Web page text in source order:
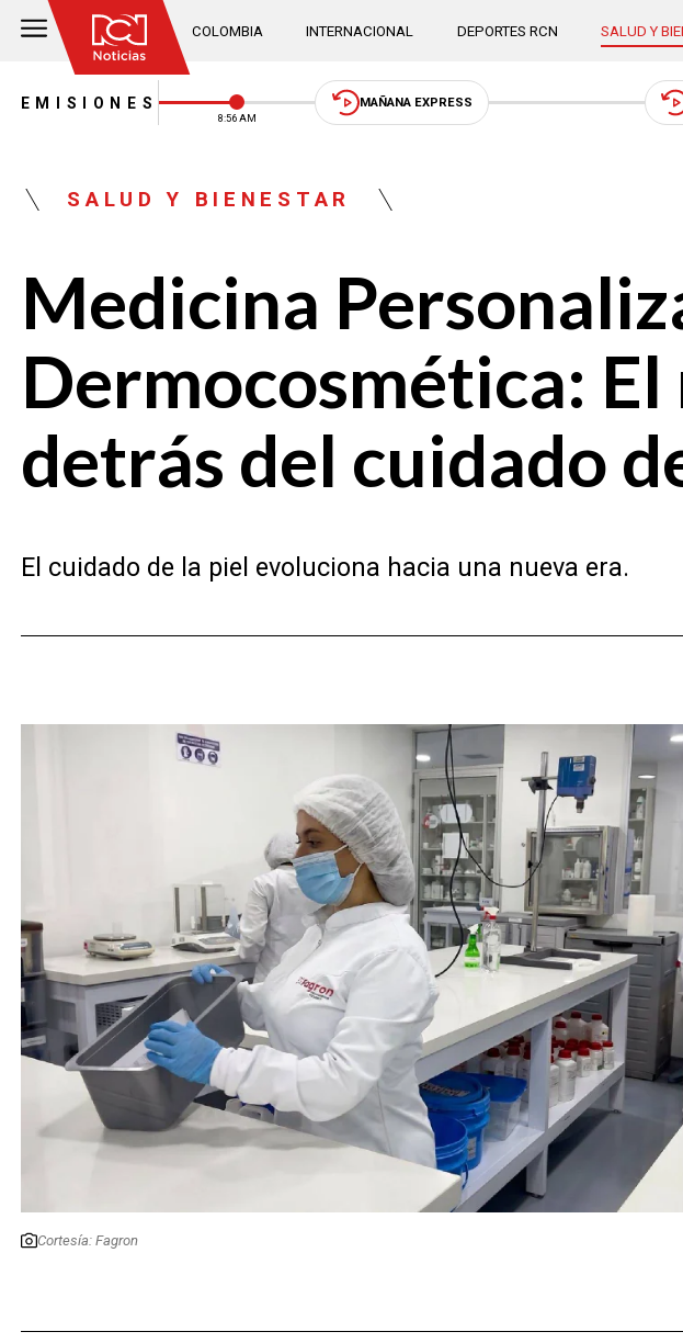
COLOMBIA INTERNACIONAL DEPORTES RCN SALUD Y
EMISIONES
8:56 AM
MAÑANA EXPRESS
SALUD Y BIENESTAR
Medicina
Dermocosmética:
detrás del cuidado
El cuidado de la piel evoluciona hacia una nueva era.
Cortesía: Fagron